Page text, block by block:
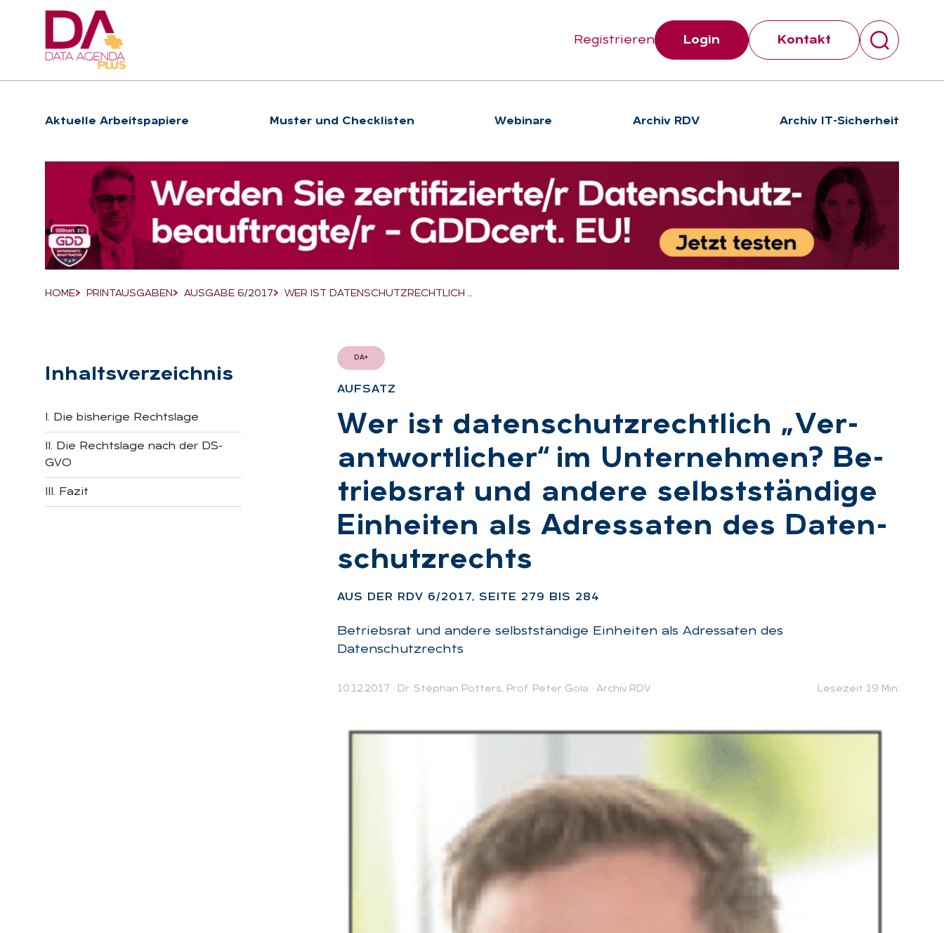
Suchfeld
Suchen
Registrieren Login Kontakt
Hauptnavigation
Ak­tu­el­le Ar­beits­pa­pie­re Muster und Checklisten We­bi­na­re Archiv RDV Archiv IT-Sicherheit
Breadcrumb-Navigation
HOME PRINTAUSGABEN AUSGABE 6/2017 WER IST DATENSCHUTZRECHTLICH …
Inhaltsverzeichnis
I. Die bisherige Rechtslage
II. Die Rechtslage nach der DS-
GVO
III. Fazit
DA+
AUF­SATZ
:
Wer ist da­ten­schutz­recht­lich „Ver­
ant­wort­li­cher“ im Un­ter­neh­men? Be­
triebs­rat und an­de­re selbst­stän­di­ge
Ein­hei­ten als Adres­sa­ten des Da­ten­
schutz­rechts
AUS DER RDV 6/2017, SEI­TE 279 BIS 284
Betriebsrat und andere selbstständige Einheiten als Adressaten des
Datenschutzrechts
10.12.2017 · Dr. Stephan Pötters, Prof. Peter Gola · Archiv RDV Lesezeit 19 Min.